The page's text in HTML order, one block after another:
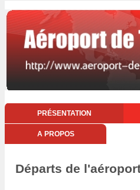
PRÉSENTATION
A PROPOS
Départs de